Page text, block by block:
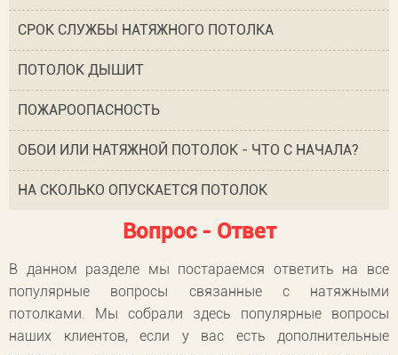
СРОК СЛУЖБЫ НАТЯЖНОГО ПОТОЛКА
ПОТОЛОК ДЫШИТ
ПОЖАРООПАСНОСТЬ
ОБОИ ИЛИ НАТЯЖНОЙ ПОТОЛОК - ЧТО С НАЧАЛА?
НА СКОЛЬКО ОПУСКАЕТСЯ ПОТОЛОК
Вопрос - Ответ
В данном разделе мы постараемся ответить на все
популярные вопросы связанные с натяжными
потолками. Мы собрали здесь популярные вопросы
наших клиентов, если у вас есть дополнительные